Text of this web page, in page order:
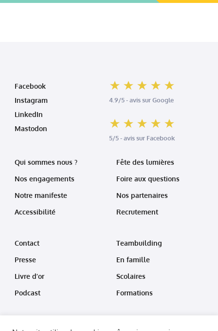
Qui sommes nous ?
Nos engagements
Notre manifeste
Accessibilité
Fête des lumières
Foire aux questions
Nos partenaires
Recrutement
Contact
Presse
Livre d’or
Podcast
Teambuilding
En famille
Scolaires
Formations
4.9/5 - avis sur Google
5/5 - avis sur Facebook
Facebook
Instagram
LinkedIn
Mastodon